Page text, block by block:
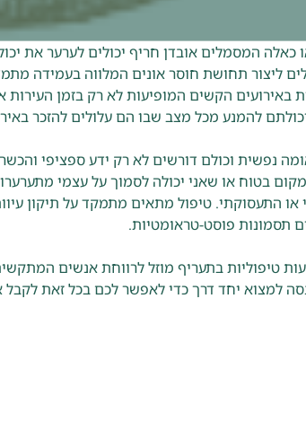
המסמלים אובדן חריף יכולים לערער את
ליצור תחושת חוסר אונים המלווה בעמידה
באירועים הקשים המופיעות לא רק בזמן
להמנע מכל מצב שבו הם עלולים להזכר
נפשית וכולם דורשים לא רק ידע ספציפי
בטוח או שאני יכולה לסמוך על עצמי
או התעסוקתי. טיפול מתאים מתמקד על תיקון
תסמונות פוסט-טראומטיות.
טיפוליות בתעריף מוזל לרווחת אנשים
למצוא יחד דרך כדי לאפשר לכם בכל זאת